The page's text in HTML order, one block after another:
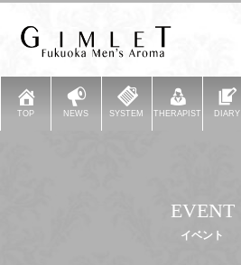
TOP NEWS SYSTEM THERAPIST DIARY
EVENT
イベント